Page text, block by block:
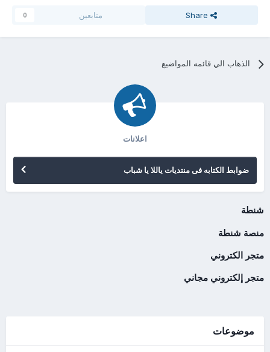
Share متابعين 0
الذهاب الي قائمه المواضيع
اعلانات
ضوابط الكتابه فى منتديات ياللا يا شباب
شنطة
منصة شنطة
متجر الكتروني
متجر إلكتروني مجاني
موضوعات